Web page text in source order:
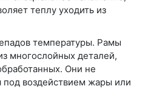
теплу уходить из
температуры. Рамы
многослойных деталей,
Они не
воздействием жары или